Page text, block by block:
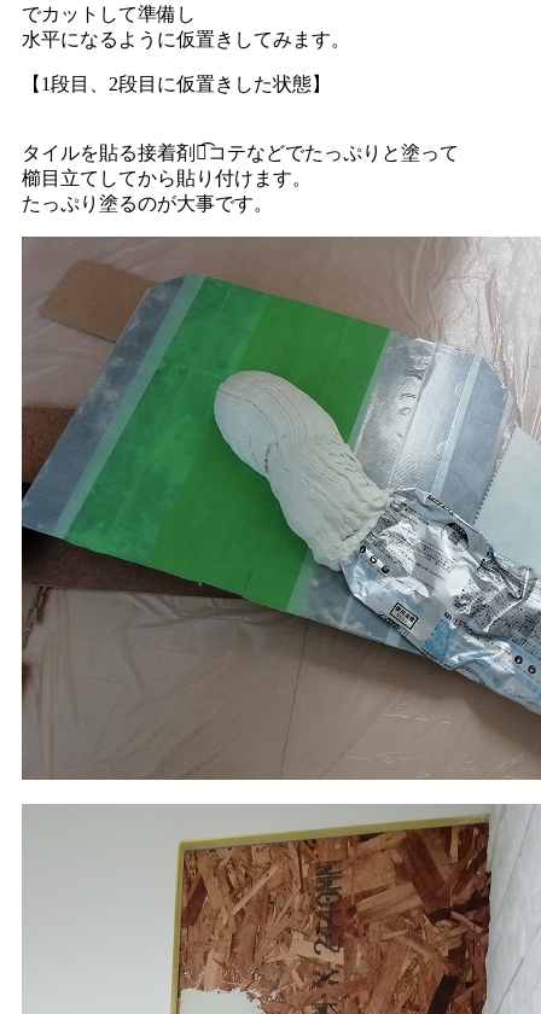
でカットして準備し
水平になるように仮置きしてみます。
【1段目、2段目に仮置きした状態】
タイルを貼る接着剤は͡コテなどでたっぷりと塗って
櫛目立てしてから貼り付けます。
たっぷり塗るのが大事です。